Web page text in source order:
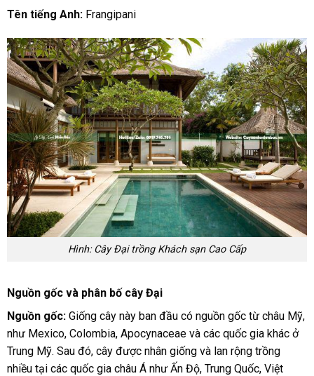
Tên tiếng Anh:Frangipani
Hình: Cây Đại trồng Khách sạn Cao Cấp
Nguồn gốc và phân bố cây Đại
Nguồn gốc:Giống cây này ban đầu có nguồn gốc từ châu Mỹ,
như Mexico, Colombia, Apocynaceae và các quốc gia khác ở
Trung Mỹ. Sau đó, cây được nhân giống và lan rộng trồng
nhiều tại các quốc gia châu Á như Ấn Độ, Trung Quốc, Việt